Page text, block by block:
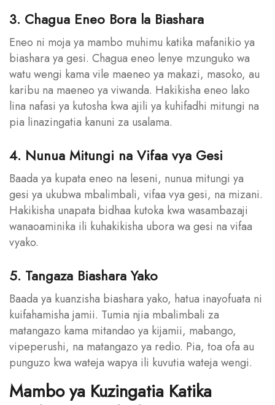
3. Chagua Eneo Bora la Biashara
Eneo ni moja ya mambo muhimu katika mafanikio ya
biashara ya gesi. Chagua eneo lenye mzunguko wa
watu wengi kama vile maeneo ya makazi, masoko, au
karibu na maeneo ya viwanda. Hakikisha eneo lako
lina nafasi ya kutosha kwa ajili ya kuhifadhi mitungi na
pia linazingatia kanuni za usalama.
4. Nunua Mitungi na Vifaa vya Gesi
Baada ya kupata eneo na leseni, nunua mitungi ya
gesi ya ukubwa mbalimbali, vifaa vya gesi, na mizani.
Hakikisha unapata bidhaa kutoka kwa wasambazaji
wanaoaminika ili kuhakikisha ubora wa gesi na vifaa
vyako.
5. Tangaza Biashara Yako
Baada ya kuanzisha biashara yako, hatua inayofuata ni
kuifahamisha jamii. Tumia njia mbalimbali za
matangazo kama mitandao ya kijamii, mabango,
vipeperushi, na matangazo ya redio. Pia, toa ofa au
punguzo kwa wateja wapya ili kuvutia wateja wengi.
Mambo ya Kuzingatia Katika